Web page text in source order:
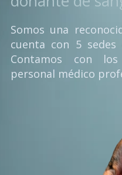
Somos una
cuenta con 5
Contamos con
personal médico